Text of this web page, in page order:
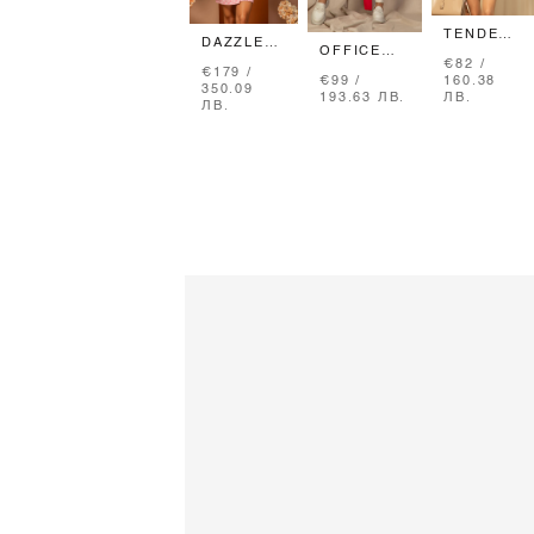
DAZZLE
БЛЕЙЗЪР-
РОКЛЯ -
PINK
€179 /
350.09
ЛВ.
OFFICE
ПАНТАЛОН
С
€99 /
193.63 ЛВ.
TENDER
РОКЛЯ
ОТ
ПЛЕТИВО
€82 /
160.38
ЛВ.